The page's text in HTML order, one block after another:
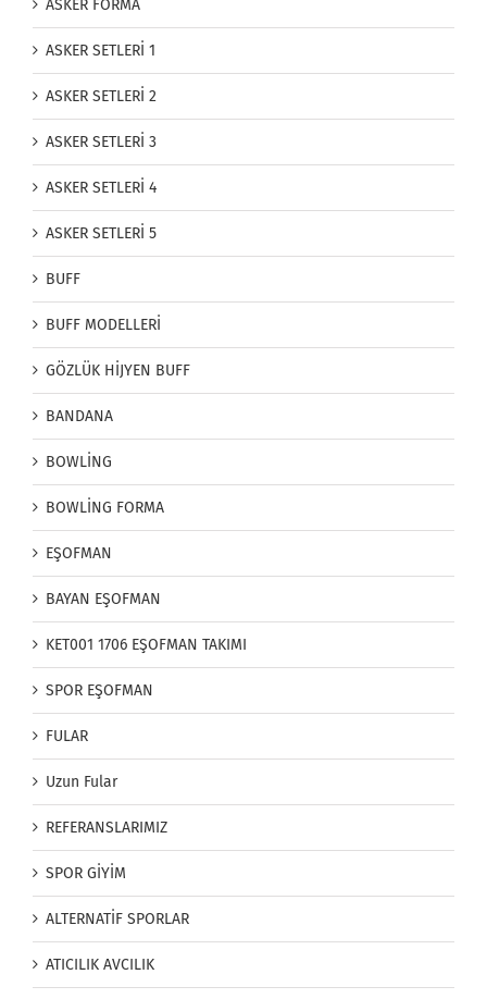
ASKER FORMA
ASKER SETLERİ 1
ASKER SETLERİ 2
ASKER SETLERİ 3
ASKER SETLERİ 4
ASKER SETLERİ 5
BUFF
BUFF MODELLERİ
GÖZLÜK HİJYEN BUFF
BANDANA
BOWLİNG
BOWLİNG FORMA
EŞOFMAN
BAYAN EŞOFMAN
KET001 1706 EŞOFMAN TAKIMI
SPOR EŞOFMAN
FULAR
Uzun Fular
REFERANSLARIMIZ
SPOR GİYİM
ALTERNATİF SPORLAR
ATICILIK AVCILIK